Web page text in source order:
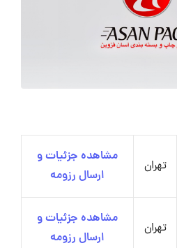
تهران
مشاهده جزئیات و
ارسال رزومه
تهران
مشاهده جزئیات و
ارسال رزومه